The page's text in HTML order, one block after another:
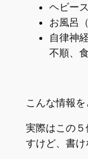
ヘビー
お風呂
自律神
不順、
こんな情報を
実際はこの
すけど、書